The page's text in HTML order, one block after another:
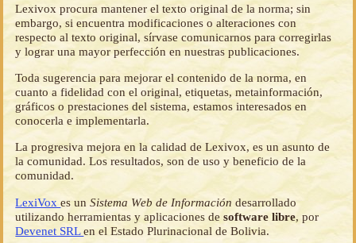
Lexivox procura mantener el texto original de la norma; sin
embargo, si encuentra modificaciones o alteraciones con
respecto al texto original, sírvase comunicarnos para corregirlas
y lograr una mayor perfección en nuestras publicaciones.
Toda sugerencia para mejorar el contenido de la norma, en
cuanto a fidelidad con el original, etiquetas, metainformación,
gráficos o prestaciones del sistema, estamos interesados en
conocerla e implementarla.
La progresiva mejora en la calidad de Lexivox, es un asunto de
la comunidad. Los resultados, son de uso y beneficio de la
comunidad.
LexiVoxes unSistema Web de Información desarrollado
utilizando herramientas y aplicaciones desoftware libre, por
Devenet SRLen el Estado Plurinacional de Bolivia.